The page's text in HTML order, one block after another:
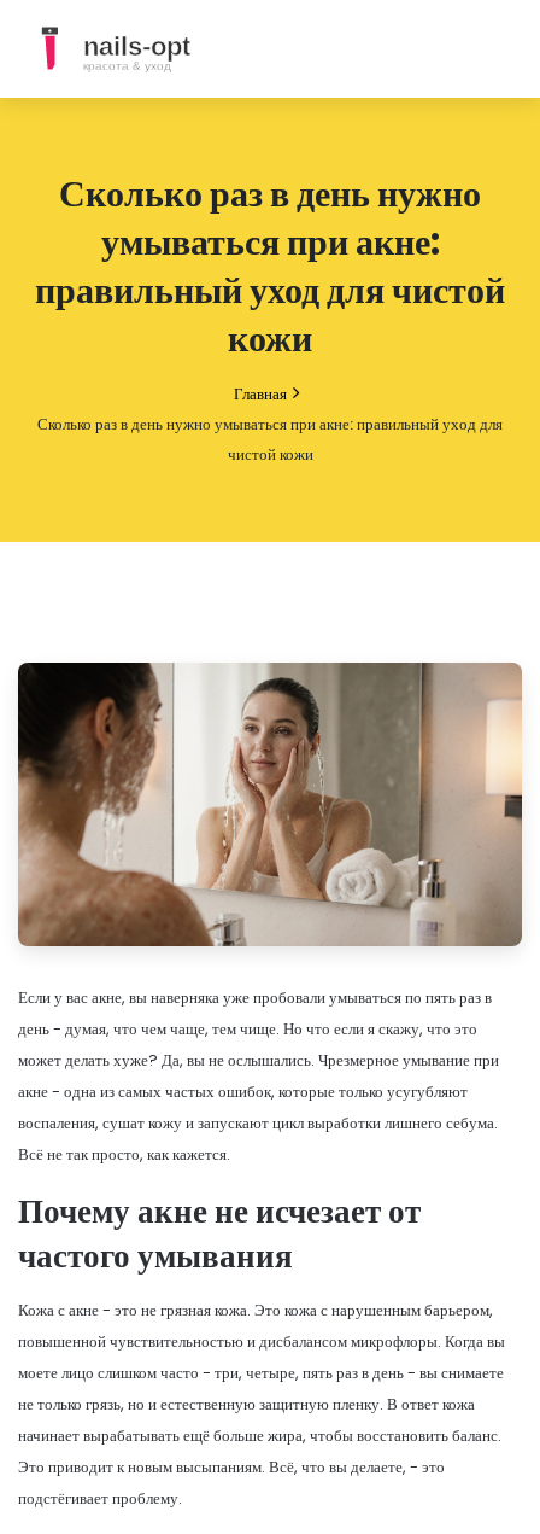
Сколько раз в день нужно
умываться при акне:
правильный уход для чистой
кожи
Главная
Сколько раз в день нужно умываться при акне: правильный уход для
чистой кожи
Если у вас акне, вы наверняка уже пробовали умываться по пять раз в
день - думая, что чем чаще, тем чище. Но что если я скажу, что это
может делать хуже? Да, вы не ослышались. Чрезмерное умывание при
акне - одна из самых частых ошибок, которые только усугубляют
воспаления, сушат кожу и запускают цикл выработки лишнего себума.
Всё не так просто, как кажется.
Почему акне не исчезает от
частого умывания
Кожа с акне - это не грязная кожа. Это кожа с нарушенным барьером,
повышенной чувствительностью и дисбалансом микрофлоры. Когда вы
моете лицо слишком часто - три, четыре, пять раз в день - вы снимаете
не только грязь, но и естественную защитную пленку. В ответ кожа
начинает вырабатывать ещё больше жира, чтобы восстановить баланс.
Это приводит к новым высыпаниям. Всё, что вы делаете, - это
подстёгивает проблему.